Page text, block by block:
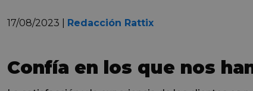
17/08/2023 | Redacción Rattix
Confía en los que nos